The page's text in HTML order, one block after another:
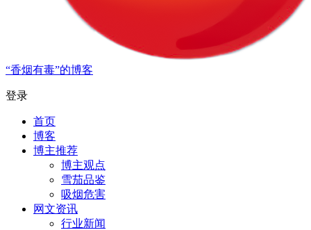
“香烟有毒”的博客
登录
首页
博客
博主推荐
博主观点
雪茄品鉴
吸烟危害
网文资讯
行业新闻